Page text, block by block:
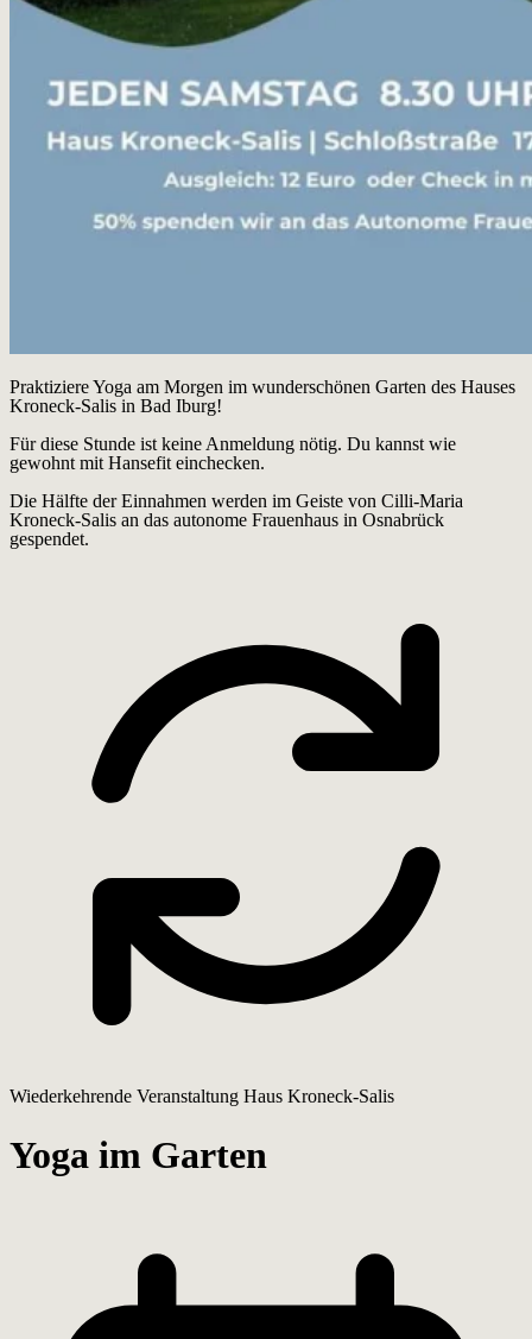
Praktiziere Yoga am Morgen im wunderschönen Garten des Hauses
Kroneck-Salis in Bad Iburg!
Für diese Stunde ist keine Anmeldung nötig. Du kannst wie
gewohnt mit Hansefit einchecken.
Die Hälfte der Einnahmen werden im Geiste von Cilli-Maria
Kroneck-Salis an das autonome Frauenhaus in Osnabrück
gespendet.
Wiederkehrende Veranstaltung Haus Kroneck-Salis
Yoga im Garten